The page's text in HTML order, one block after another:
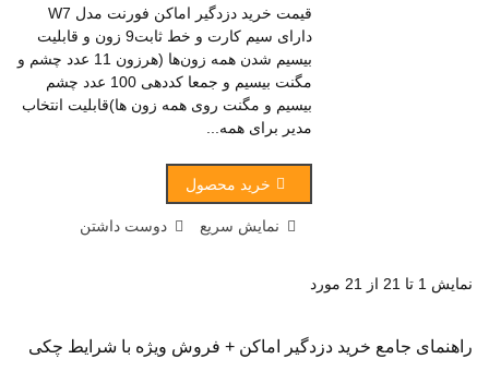
قیمت خرید دزدگیر اماکن فورنت مدل W7
دارای سیم کارت و خط ثابت9 زون و قابلیت
بیسیم شدن همه زون‌ها (هرزون 11 عدد چشم و
مگنت بیسیم و جمعا کددهی 100 عدد چشم
بیسیم و مگنت روی همه زون ها)قابلیت انتخاب
مدیر برای همه...
خرید محصول
نمایش سریع دوست داشتن
نمایش 1 تا 21 از 21 مورد
راهنمای جامع خرید دزدگیر اماکن + فروش ویژه با شرایط چکی